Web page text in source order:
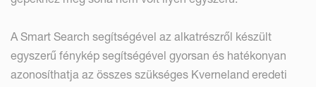
A Smart Search segítségével az alkatrészről készült
egyszerű fénykép segítségével gyorsan és hatékonyan
azonosíthatja az összes szükséges Kverneland eredeti